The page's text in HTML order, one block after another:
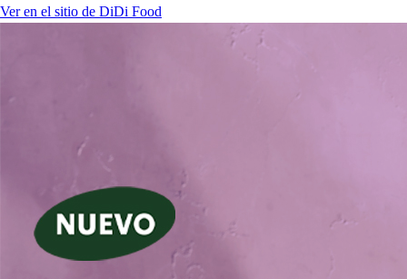
Ver en el sitio de DiDi Food